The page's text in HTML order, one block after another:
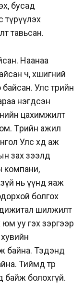
бусад
түрүүлэх
тавьсан.
Наанаа
ч, хөшигний
байсан. Улс төрийн
нэгдсэн
цахимжилт
юм. Төрийн ажил
Улс хөдөө аж
зах зээлд
компани,
нь үүнд яаж
болгох
шилжилт
уу гэх зэргээр
хувийн
байна. Тэдэнд
Тиймд төр
байж болохгүй.